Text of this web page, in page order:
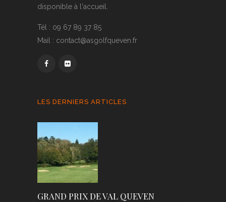
disponible à l'accueil.
Tél : 09 67 89 37 85
Mail : contact@asgolfqueven.fr
LES DERNIERS ARTICLES
GRAND PRIX DE VAL QUEVEN